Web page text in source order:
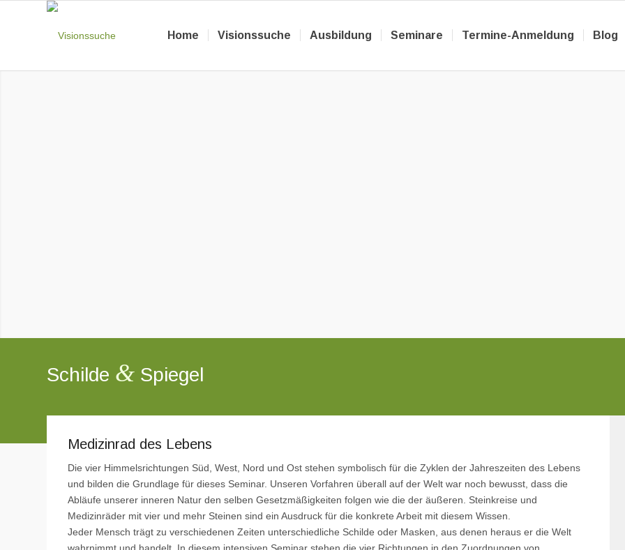
Home Visionssuche Ausbildung Seminare Termine-Anmeldung Blog
Schilde & Spiegel
Medizinrad des Lebens
Die vier Himmelsrichtungen Süd, West, Nord und Ost stehen symbolisch für die Zyklen der Jahreszeiten des Lebens
und bilden die Grundlage für dieses Seminar. Unseren Vorfahren überall auf der Welt war noch bewusst, dass die
Abläufe unserer inneren Natur den selben Gesetzmäßigkeiten folgen wie die der äußeren. Steinkreise und
Medizinräder mit vier und mehr Steinen sind ein Ausdruck für die konkrete Arbeit mit diesem Wissen.
Jeder Mensch trägt zu verschiedenen Zeiten unterschiedliche Schilde oder Masken, aus denen heraus er die Welt